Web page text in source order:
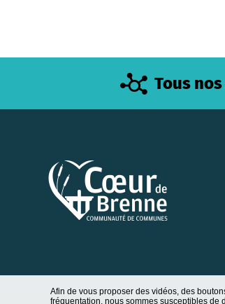
Afin de vous proposer des vidéos, des
fréquentation, nous sommes susceptibles de
Tous